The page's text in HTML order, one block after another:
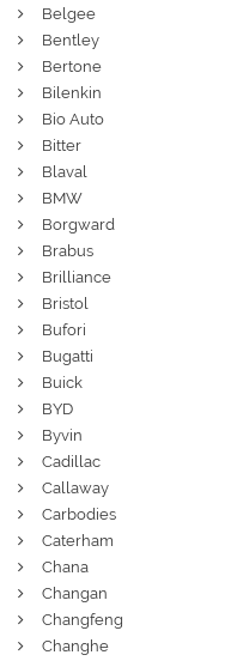
Belgee
Bentley
Bertone
Bilenkin
Bio Auto
Bitter
Blaval
BMW
Borgward
Brabus
Brilliance
Bristol
Bufori
Bugatti
Buick
BYD
Byvin
Cadillac
Callaway
Carbodies
Caterham
Chana
Changan
Changfeng
Changhe